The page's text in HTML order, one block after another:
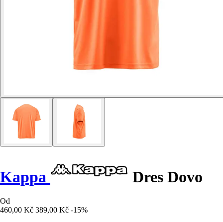
Kappa Dres Dovo
Od
460,00 Kč 389,00 Kč -15%